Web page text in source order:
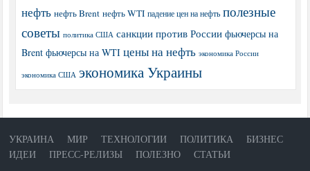
нефть нефть Brent нефть WTI падение цен на нефть полезные
советы политика США санкции против России фьючерсы на
Brent фьючерсы на WTI цены на нефть экономика России
экономика США экономика Украины
УКРАИНА МИР ТЕХНОЛОГИИ ПОЛИТИКА
БИЗНЕС
ИДЕИ
ПРЕСС-РЕЛИЗЫ ПОЛЕЗНО СТАТЬИ